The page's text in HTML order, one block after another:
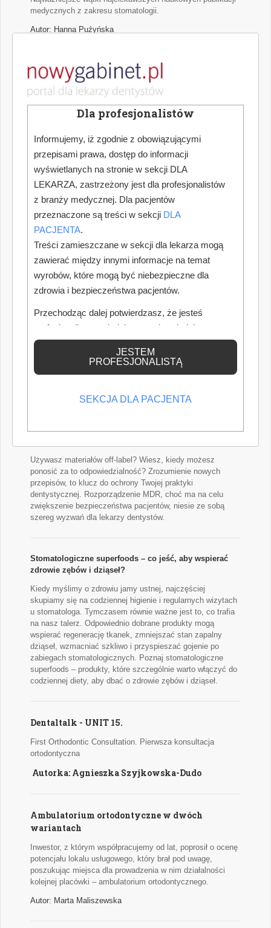
medycznych z zakresu stomatologii.
Autor: Hanna Puźyńska
Jak dokonać optymalnego wyboru urządzenia
do pracy w powiększeniu zabiegowym
Współczesna stomatologia nieustannie podnosi poprzeczkę
w zakresie precyzji, skuteczności i komfortu leczenia. W
oraz rosnących oczekiwań pacjentów, kluczowym
elementem codziennej praktyki staje się odpowiednio
dobrana optyka zabiegowa. Coraz częściej wybór ten
sprowadza się do dwóch rozwiązań: lup stomatologicznych
oraz mikroskopów operacyjnych.
Autor: Piotr Szymański
Wzrost wynagrodzeń a koszty gabinetów
Od 1 lipca 2026 roku ponownie wzrosły minimalne
wynagrodzenia pracowników medycznych zatrudnionych w
podmiotach leczniczych. Dla właścicieli gabinetów oznacza
to nie tylko wyższe wynagrodzenia personelu średniego,
lecz przede wszystkim istotny wzrost kosztów prowadzenia
działalności, który przy niezmienionym cenniku może
sposób nowe przepisy wpłyną na rentowność gabinetów
oraz dlaczego warto już dziś przygotować się do
nadchodzących zmian?
Używasz materiałów off-label? Wiesz, kiedy możesz
ponosić za to odpowiedzialność? Zrozumienie nowych
przepisów, to klucz do ochrony Twojej praktyki
dentystycznej. Rozporządzenie MDR, choć ma na celu
zwiększenie bezpieczeństwa pacjentów, niesie ze sobą
szereg wyzwań dla lekarzy dentystów.
Stomatologiczne superfoods – co jeść, aby wspierać
zdrowie zębów i dziąseł?
Kiedy myślimy o zdrowiu jamy ustnej, najczęściej
skupiamy się na codziennej higienie i regularnych wizytach
u stomatologa. Tymczasem równie ważne jest to, co trafia
na nasz talerz. Odpowiednio dobrane produkty mogą
wspierać regenerację tkanek, zmniejszać stan zapalny
dziąseł, wzmacniać szkliwo i przyspieszać gojenie po
zabiegach stomatologicznych. Poznaj stomatologiczne
superfoods – produkty, które szczególnie warto włączyć do
codziennej diety, aby dbać o zdrowie zębów i dziąseł.
Dentaltalk - UNIT 15.
First Orthodontic Consultation. Pierwsza konsultacja
ortodontyczna
Autorka: Agnieszka Szyjkowska-Dudo
Ambulatorium ortodontyczne w dwóch
wariantach
Inwestor, z którym współpracujemy od lat, poprosił o ocenę
potencjału lokalu usługowego, który brał pod uwagę,
poszukując miejsca dla prowadzenia w nim działalności
kolejnej placówki – ambulatorium ortodontycznego.
Autor: Marta Maliszewska
Dla profesjonalistów
Informujemy, iż zgodnie z obowiązującymi
przepisami prawa, dostęp do informacji
wyświetlanych na stronie w sekcji DLA
LEKARZA, zastrzeżony jest dla profesjonalistów
z branży medycznej. Dla pacjentów
przeznaczone są treści w sekcji DLA
PACJENTA.
Treści zamieszczane w sekcji dla lekarza mogą
zawierać między innymi informacje na temat
wyrobów, które mogą być niebezpieczne dla
zdrowia i bezpieczeństwa pacjentów.
Przechodząc dalej potwierdzasz, że jesteś
profesjonalistą posiadającym odpowiednią
wiedzę medyczną.
JESTEM
PROFESJONALISTĄ
SEKCJA DLA PACJENTA